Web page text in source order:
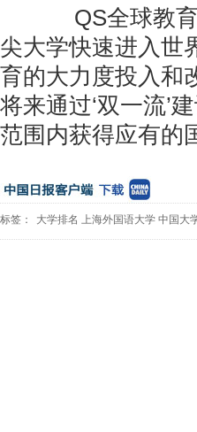
QS全球教育
尖大学快速进入世
育的大力度投入和
将来通过‘双一流’
范围内获得应有的
标签： 大学排名 上海外国语大学 中国大